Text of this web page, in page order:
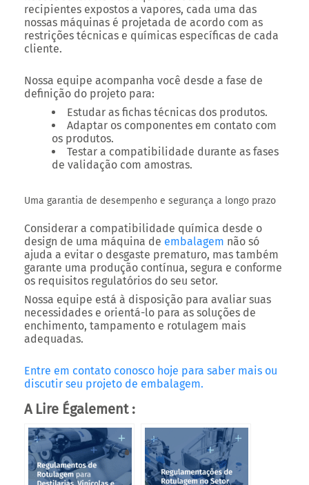
recipientes expostos a vapores, cada uma das
nossas máquinas é projetada de acordo com as
restrições técnicas e químicas específicas de cada
cliente.
Nossa equipe acompanha você desde a fase de
definição do projeto para:
Estudar as fichas técnicas dos produtos.
Adaptar os componentes em contato com
os produtos.
Testar a compatibilidade durante as fases
de validação com amostras.
Uma garantia de desempenho e segurança a longo prazo
Considerar a compatibilidade química desde o
design de uma máquina de embalagem não só
ajuda a evitar o desgaste prematuro, mas também
garante uma produção contínua, segura e conforme
os requisitos regulatórios do seu setor.
Nossa equipe está à disposição para avaliar suas
necessidades e orientá-lo para as soluções de
enchimento, tampamento e rotulagem mais
adequadas.
Entre em contato conosco hoje para saber mais ou
discutir seu projeto de embalagem.
A Lire Également :